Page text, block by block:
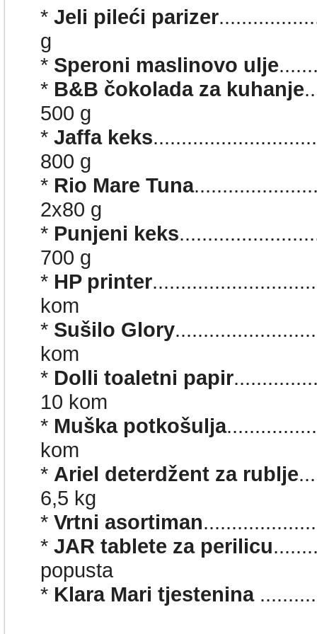
* Jeli pileći parizer
g
* Speroni maslinovo ulje
* B&B čokolada za kuhanje
500 g
* Jaffa keks.............
800 g
* Rio Mare Tuna
2x80 g
* Punjeni keks
700 g
* HP printer
kom
* Sušilo Glory
kom
* Dolli toaletni papir
10 kom
* Muška potkošulja
kom
* Ariel deterdžent za rublje
6,5 kg
* Vrtni asortiman
* JAR tablete za perilicu
popusta
* Klara Mari tjestenina